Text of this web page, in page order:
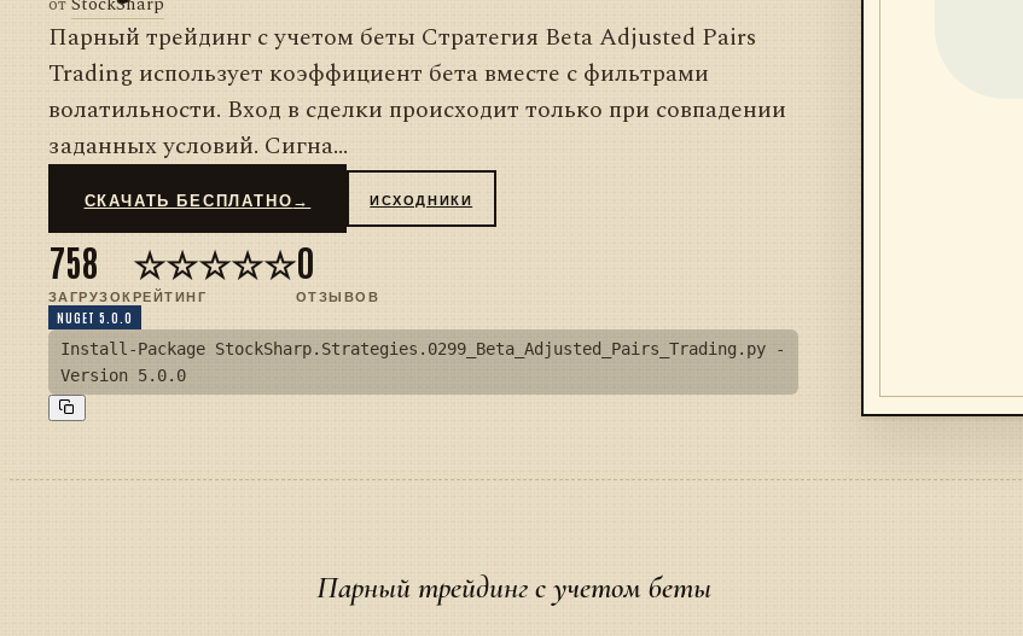
Парный трейдинг с учетом беты Стратегия Beta Adjusted Pairs
Trading использует коэффициент бета вместе с фильтрами
волатильности. Вход в сделки происходит только при совпадении
заданных условий. Сигна...
СКАЧАТЬ БЕСПЛАТНО → ИСХОДНИКИ
758
ЗАГРУЗОК
☆☆☆☆☆
РЕЙТИНГ
0
ОТЗЫВОВ
NUGET 5.0.0
Install-Package StockSharp.Strategies.0299_Beta_Adjusted_Pairs_Trading.py -
Version 5.0.0
Парный трейдинг с учетом беты